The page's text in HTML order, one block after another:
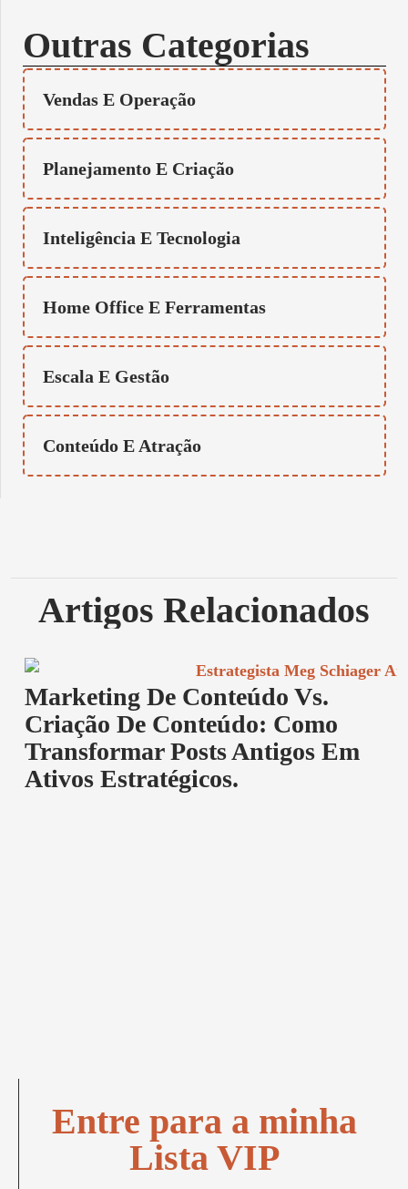
Outras Categorias
Vendas E Operação
Planejamento E Criação
Inteligência E Tecnologia
Home Office E Ferramentas
Escala E Gestão
Conteúdo E Atração
Artigos Relacionados
Marketing De Conteúdo Vs.
Criação De Conteúdo: Como
Transformar Posts Antigos Em
Ativos Estratégicos.
Entre para a minha
Lista VIP